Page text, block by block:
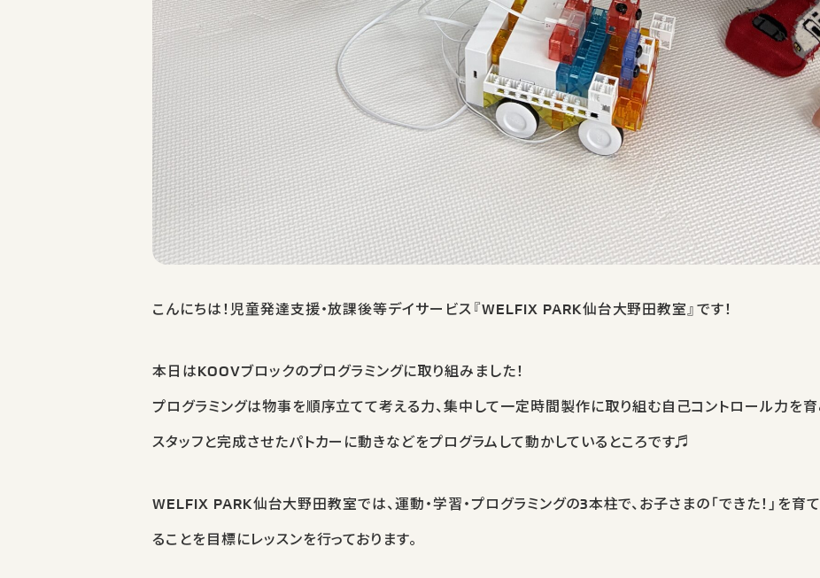
こんにちは！児童発達支援・放課後等デイサービス『WELFIX PARK仙台大野田教室』です！
本日はKOOVブロックのプログラミングに取り組みました！
プログラミングは物事を順序立てて考える力、集中して一定時間製作に取り組む自己コントロール力を
スタッフと完成させたパトカーに動きなどをプログラムして動かしているところです♬
WELFIX PARK仙台大野田教室では、運動・学習・プログラミングの3本柱で、お子さまの「できた！」を
ることを目標にレッスンを行っております。